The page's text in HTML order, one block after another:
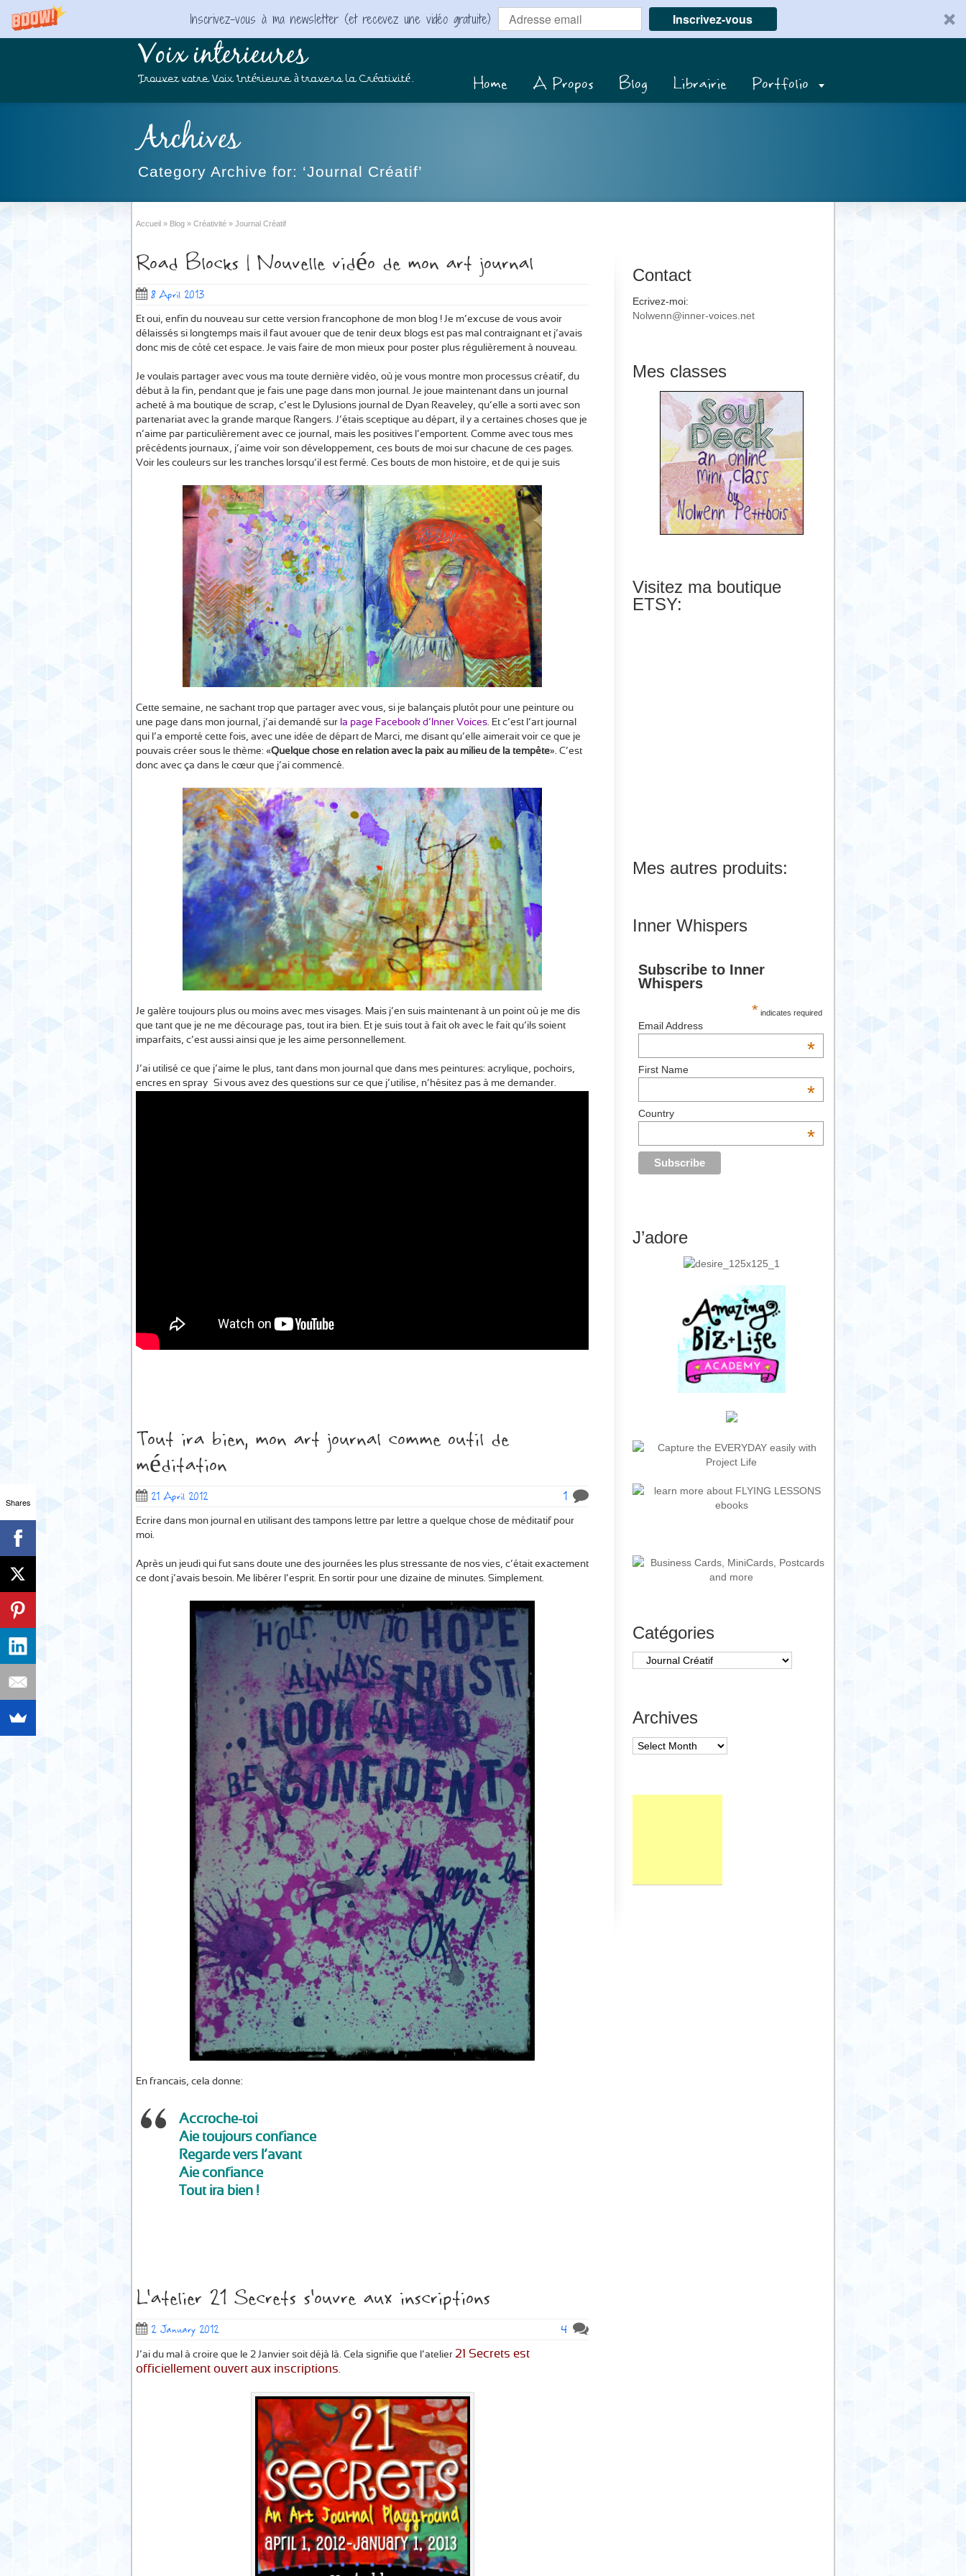
Inscrivez-vous à ma newsletter (et recevez une vidéo gratuite) Inscrivez-vous
Voix interieures
Trouvez votre Voix Intérieure à travers la Créativité. Home A Propos Blog Librairie Portfolio
Archives
Category Archive for: ‘Journal Créatif’
Accueil » Blog » Créativité » Journal Créatif
Road Blocks | Nouvelle vidéo de mon art journal
8 April 2013
Et oui, enfin du nouveau sur cette version francophone de mon blog ! Je m’excuse de vous avoir
délaissés si longtemps mais il faut avouer que de tenir deux blogs est pas mal contraignant et j’avais
donc mis de côté cet espace. Je vais faire de mon mieux pour poster plus régulièrement à nouveau.
Je voulais partager avec vous ma toute dernière vidéo, où je vous montre mon processus créatif, du
début à la fin, pendant que je fais une page dans mon journal. Je joue maintenant dans un journal
acheté à ma boutique de scrap, c’est le Dylusions journal de Dyan Reaveley, qu’elle a sorti avec son
partenariat avec la grande marque Rangers. J’étais sceptique au départ, il y a certaines choses que je
n’aime par particulièrement avec ce journal, mais les positives l’emportent. Comme avec tous mes
précédents journaux, j’aime voir son développement, ces bouts de moi sur chacune de ces pages.
Voir les couleurs sur les tranches lorsqu’il est fermé. Ces bouts de mon histoire, et de qui je suis…
Cette semaine, ne sachant trop que partager avec vous, si je balançais plutôt pour une peinture ou
une page dans mon journal, j’ai demandé sur la page Facebook d’Inner Voices. Et c’est l’art journal
qui l’a emporté cette fois, avec une idée de départ de Marci, me disant qu’elle aimerait voir ce que je
pouvais créer sous le thème: «Quelque chose en relation avec la paix au milieu de la tempête». C’est
donc avec ça dans le cœur que j’ai commencé.
Je galère toujours plus ou moins avec mes visages. Mais j’en suis maintenant à un point où je me dis
que tant que je ne me décourage pas, tout ira bien. Et je suis tout à fait ok avec le fait qu’ils soient
imparfaits, c’est aussi ainsi que je les aime personnellement.
J’ai utilisé ce que j’aime le plus, tant dans mon journal que dans mes peintures: acrylique, pochoirs,
encres en spray… Si vous avez des questions sur ce que j’utilise, n’hésitez pas à me demander.
Tout ira bien, mon art journal comme outil de
méditation
21 April 2012 1
Ecrire dans mon journal en utilisant des tampons lettre par lettre a quelque chose de méditatif pour
moi.
Après un jeudi qui fut sans doute une des journées les plus stressante de nos vies, c’était exactement
ce dont j’avais besoin. Me libérer l’esprit. En sortir pour une dizaine de minutes. Simplement.
En francais, cela donne:
Accroche-toi
Aie toujours confiance
Regarde vers l’avant
Aie confiance
Tout ira bien !
L’atelier 21 Secrets s’ouvre aux inscriptions
2 January 2012 4
J’ai du mal à croire que le 2 Janvier soit déjà là. Cela signifie que l’atelier 21 Secrets est
officiellement ouvert aux inscriptions
Contact
Ecrivez-moi:
Nolwenn@inner-voices.net
Mes classes
Visitez ma boutique
ETSY:
Mes autres produits:
Inner Whispers
Subscribe to Inner
Whispers
* indicates required
Email Address
*
First Name
*
Country
*
J’adore
Catégories
Catégories
Archives
Archives
Shares